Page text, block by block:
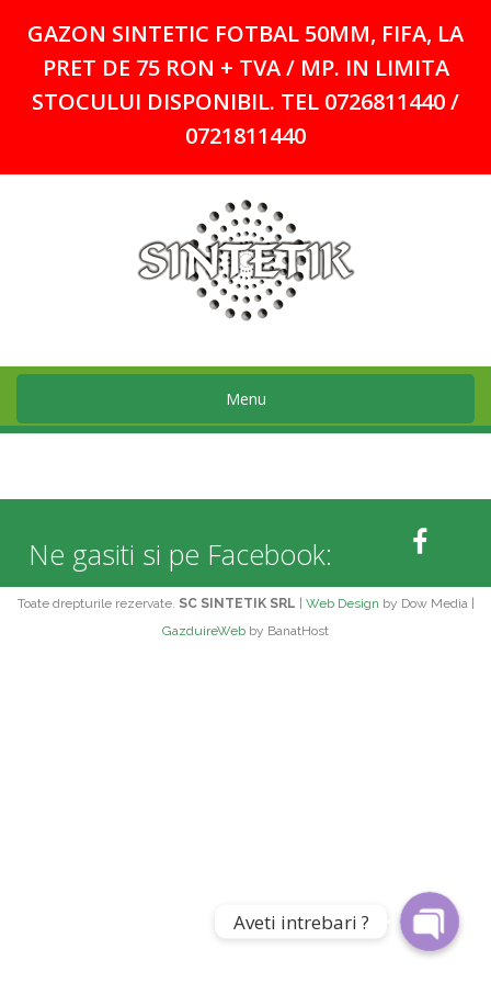
GAZON SINTETIC FOTBAL 50MM, FIFA, LA
PRET DE 75 RON + TVA / MP. IN LIMITA
STOCULUI DISPONIBIL. TEL 0726811440 /
0721811440
Menu
Ne gasiti si pe Facebook:
Toate drepturile rezervate. SC SINTETIK SRL Web Design by Dow Media |
GazduireWeb by BanatHost
Aveti intrebari ?